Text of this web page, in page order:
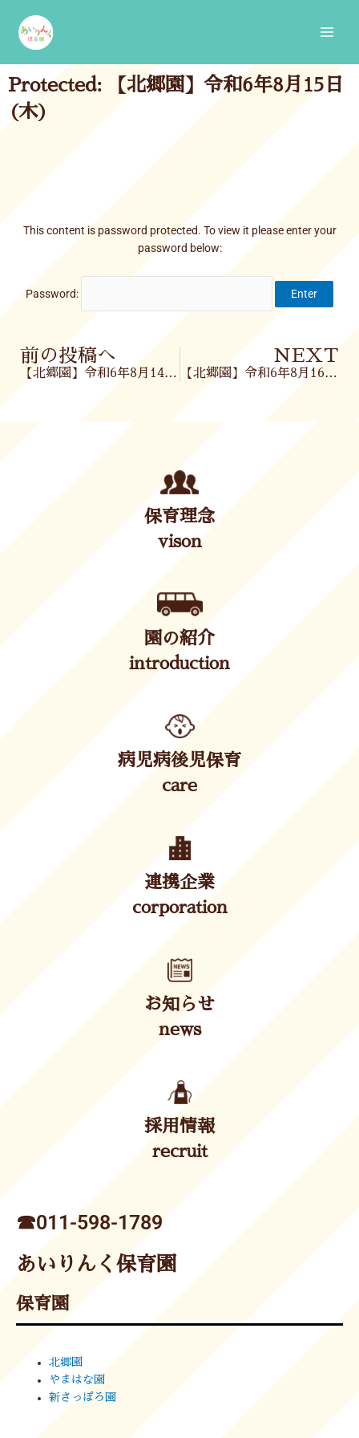
content
Protected: 【北郷園】令和6年8月15日
(木)
This content is password protected. To view it please enter your
password below:
Password:
Prev
前の投稿へ
【北郷園】令和6年8月14日(水)
NEXT
【北郷園】令和6年8月16日(金)
保育理念
vison
園の紹介
introduction
病児病後児保育
care
連携企業
corporation
お知らせ
news
採用情報
recruit
☎︎011-598-1789
あいりんく保育園
保育園
北郷園
やまはな園
新さっぽろ園